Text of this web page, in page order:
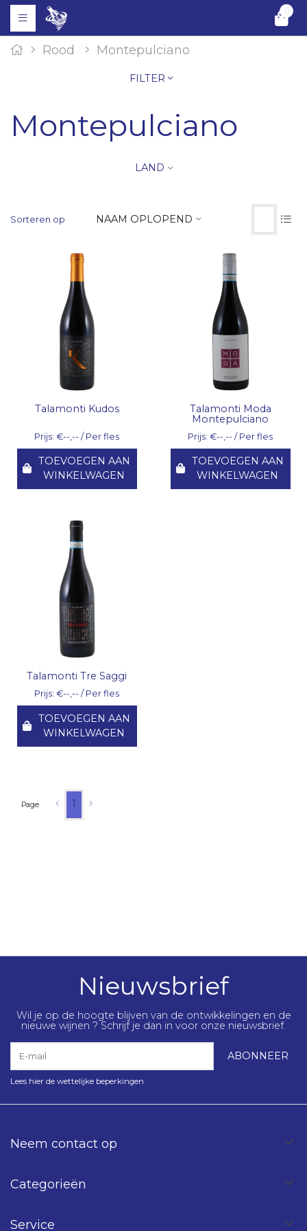
0
Rood Montepulciano
FILTER
Montepulciano
LAND
Sorteren op NAAM OPLOPEND
Talamonti Kudos
Prijs: €--,-- / Per fles
TOEVOEGEN AAN
WINKELWAGEN
Talamonti Moda
Montepulciano
Prijs: €--,-- / Per fles
TOEVOEGEN AAN
WINKELWAGEN
Talamonti Tre Saggi
Prijs: €--,-- / Per fles
TOEVOEGEN AAN
WINKELWAGEN
Page 1
Nieuwsbrief
Wil je op de hoogte blijven van de ontwikkelingen en de
nieuwe wijnen ? Schrijf je dan in voor onze nieuwsbrief.
ABONNEER
Lees hier de wettelijke beperkingen
Neem contact op
Categorieën
Service